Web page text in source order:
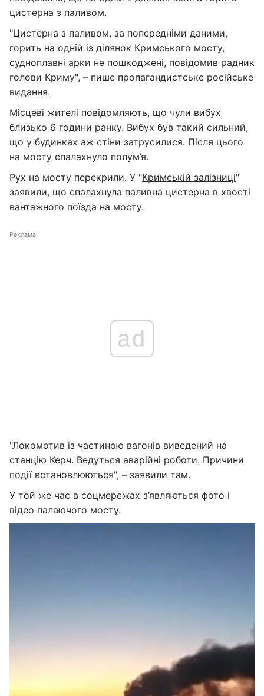
цистерна з паливом.
"Цистерна з паливом, за попередніми даними,
горить на одній із ділянок Кримського мосту,
судноплавні арки не пошкоджені, повідомив радник
голови Криму", – пише пропагандистське російське
видання.
Місцеві жителі повідомляють, що чули вибух
близько 6 години ранку. Вибух був такий сильний,
що у будинках аж стіни затрусилися. Після цього
на мосту спалахнуло полум’я.
Рух на мосту перекрили. У "Кримській залізниці"
заявили, що спалахнула паливна цистерна в хвості
вантажного поїзда на мосту.
Реклама
ad
"Локомотив із частиною вагонів виведений на
станцію Керч. Ведуться аварійні роботи. Причини
події встановлюються", – заявили там.
У той же час в соцмережах з’являються фото і
відео палаючого мосту.